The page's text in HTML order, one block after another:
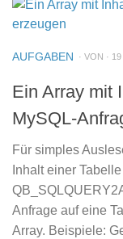
AUFGABEN · VON ·
Ein Array mit
MySQL-
Für simples
Inhalt einer
Anfrage auf eine
Array. Beispiele: